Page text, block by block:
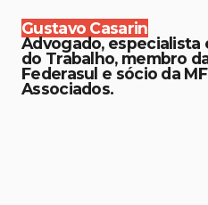
Gustavo Casarin
Advogado, especialista
do Trabalho, membro
Federasul e sócio da
Associados.